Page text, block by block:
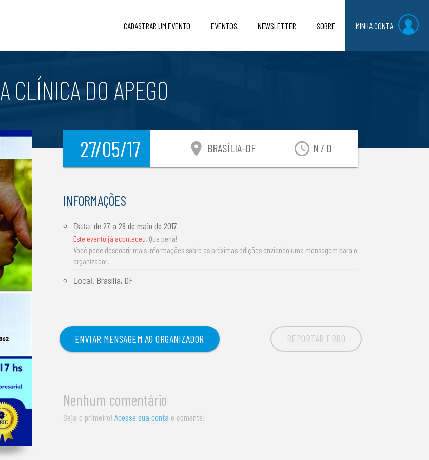
CADASTRAR UM EVENTO EVENTOS NEWSLETTER SOBRE MINHA CONTA
A CLÍNICA DO APEGO
27/05/17 access_time N / D
location_on BRASÍLIA-DF
INFORMAÇÕES
Data:de 27 a 28 de maio de 2017
Este evento já aconteceu. Que pena!
Você pode descobrir mais informações sobre as próximas edições enviando uma mensagem para o
organizador.
Local: Brasília, DF
ENVIAR MENSAGEM AO ORGANIZADOR REPORTAR ERRO
Nenhum comentário
Seja o primeiro!Acesse sua conta e comente!